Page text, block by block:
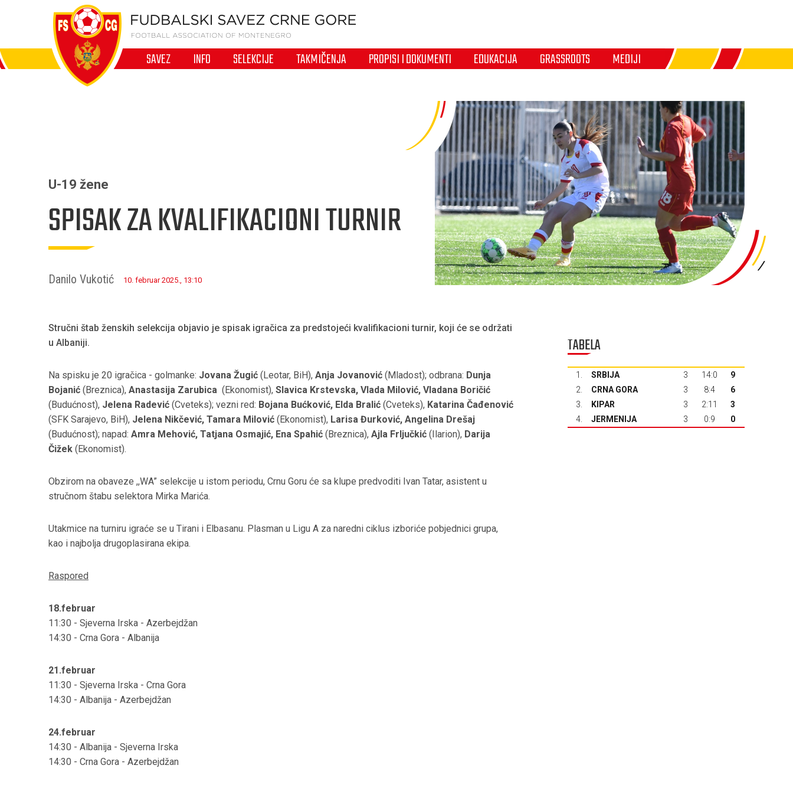
SAVEZ INFO SELEKCIJE TAKMIČENJA PROPISI I DOKUMENTI EDUKACIJA GRASSROOTS MEDIJI
U-19 žene
SPISAK ZA KVALIFIKACIONI TURNIR
Danilo Vukotić 10. februar 2025., 13:10
Stručni štab ženskih selekcija objavio je spisak igračica za predstojeći kvalifikacioni turnir, koji će se održati
u Albaniji.
Na spisku je 20 igračica - golmanke: Jovana Žugić (Leotar, BiH), Anja Jovanović (Mladost); odbrana: Dunja
Bojanić (Breznica), Anastasija Zarubica (Ekonomist), Slavica Krstevska, Vlada Milović, Vladana Boričić
(Budućnost), Jelena Radević (Cveteks); vezni red: Bojana Bućković, Elda Bralić (Cveteks), Katarina Čađenović
(SFK Sarajevo, BiH), Jelena Nikčević, Tamara Milović (Ekonomist), Larisa Đurković, Angelina Drešaj
(Budućnost); napad: Amra Mehović, Tatjana Osmajić, Ena Spahić (Breznica), Ajla Frljučkić (Ilarion), Darija
Čižek (Ekonomist).
Obzirom na obaveze ,,WA” selekcije u istom periodu, Crnu Goru će sa klupe predvoditi Ivan Tatar, asistent u
stručnom štabu selektora Mirka Marića.
Utakmice na turniru igraće se u Tirani i Elbasanu. Plasman u Ligu A za naredni ciklus izboriće pobjednici grupa,
kao i najbolja drugoplasirana ekipa.
Raspored
18.februar
11:30 - Sjeverna Irska - Azerbejdžan
14:30 - Crna Gora - Albanija
21.februar
11:30 - Sjeverna Irska - Crna Gora
14:30 - Albanija - Azerbejdžan
24.februar
14:30 - Albanija - Sjeverna Irska
14:30 - Crna Gora - Azerbejdžan
TABELA
1. SRBIJA 3 14:0
9
2.
CRNA GORA 3 8:4
6
3.
KIPAR 3 2:11
3
4.
JERMENIJA 3 0:9 0